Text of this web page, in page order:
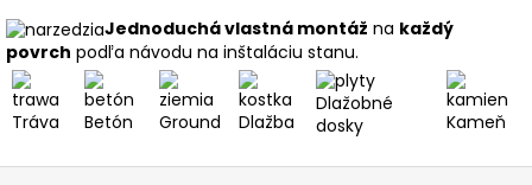
Jednoduchá vlastná montáž na každý
povrch podľa návodu na inštaláciu stanu.
Tráva Betón Ground Dlažba
Dlažobné
dosky
Kameň